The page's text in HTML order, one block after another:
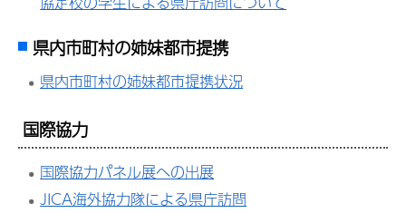
県内市町村の姉妹都市提携
県内市町村の姉妹都市提携状況
国際協力
国際協力パネル展への出展
JICA海外協力隊による県庁訪問